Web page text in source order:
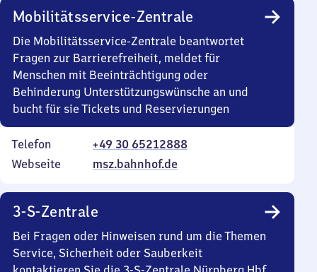
Mobilitätsservice-Zentrale
Die Mobilitätsservice-Zentrale beantwortet
Fragen zur Barrierefreiheit, meldet für
Menschen mit Beeinträchtigung oder
Behinderung Unterstützungswünsche an und
bucht für sie Tickets und Reservierungen
Telefon
+49 30 65212888
Webseite
msz.bahnhof.de
3-S-Zentrale
Bei Fragen oder Hinweisen rund um die Themen
Service, Sicherheit oder Sauberkeit